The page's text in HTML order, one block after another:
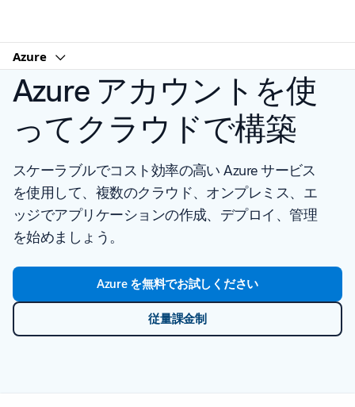
Azure
Azure アカウントを使
ってクラウドで構築
スケーラブルでコスト効率の高い Azure サービス
を使用して、複数のクラウド、オンプレミス、エ
ッジでアプリケーションの作成、デプロイ、管理
を始めましょう。
Azure を無料でお試しください
従量課金制